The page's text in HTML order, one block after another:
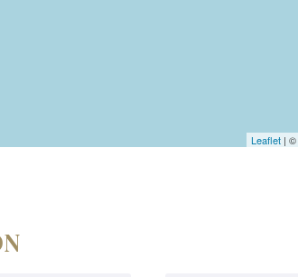
Leaflet | ©